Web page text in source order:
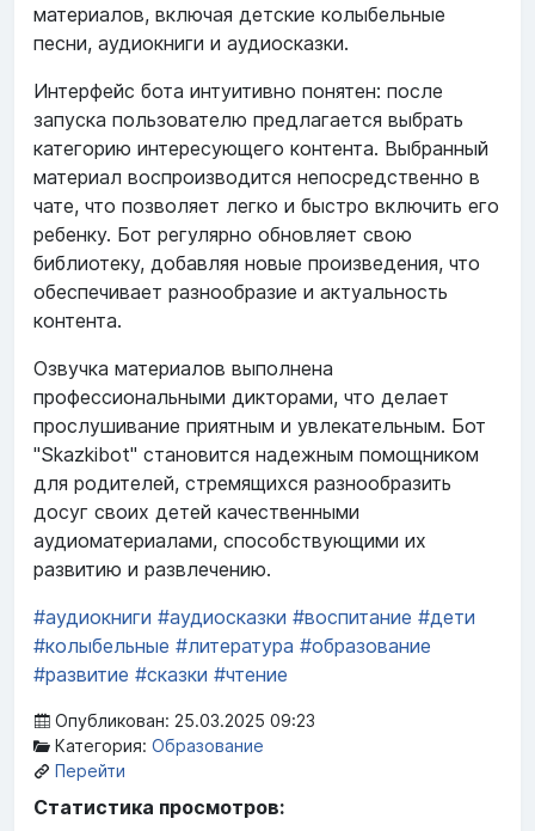
материалов, включая детские колыбельные
песни, аудиокниги и аудиосказки.
Интерфейс бота интуитивно понятен: после
запуска пользователю предлагается выбрать
категорию интересующего контента. Выбранный
материал воспроизводится непосредственно в
чате, что позволяет легко и быстро включить его
ребенку. Бот регулярно обновляет свою
библиотеку, добавляя новые произведения, что
обеспечивает разнообразие и актуальность
контента.
Озвучка материалов выполнена
профессиональными дикторами, что делает
прослушивание приятным и увлекательным. Бот
"Skazkibot" становится надежным помощником
для родителей, стремящихся разнообразить
досуг своих детей качественными
аудиоматериалами, способствующими их
развитию и развлечению.
#аудиокниги #аудиосказки #воспитание #дети
#колыбельные #литература #образование
#развитие #сказки #чтение
Опубликован: 25.03.2025 09:23
Категория: Образование
Перейти
Статистика просмотров: